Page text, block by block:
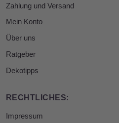
Zahlung und Versand
Mein Konto
Über uns
Ratgeber
Dekotipps
RECHTLICHES:
Impressum